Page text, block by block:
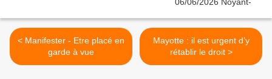
< Manifester - Etre placé en
garde à vue
Mayotte : il est urgent d’y
rétablir le droit >